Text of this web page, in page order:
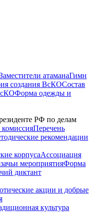
атаманаГимн
создания ВсКОСостав
Форма одежды и
РФ по делам
Перечень
рекомендации
корпусаАссоциация
мероприятияФорма
диктант
акции и добрые
культура